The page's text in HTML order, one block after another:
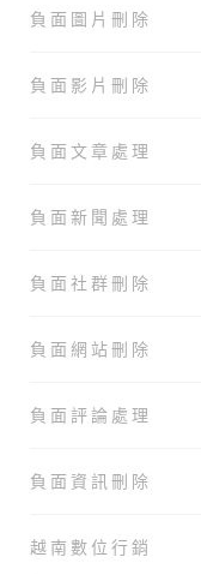
負面圖片刪除
負面影片刪除
負面文章處理
負面新聞處理
負面社群刪除
負面網站刪除
負面評論處理
負面資訊刪除
越南數位行銷